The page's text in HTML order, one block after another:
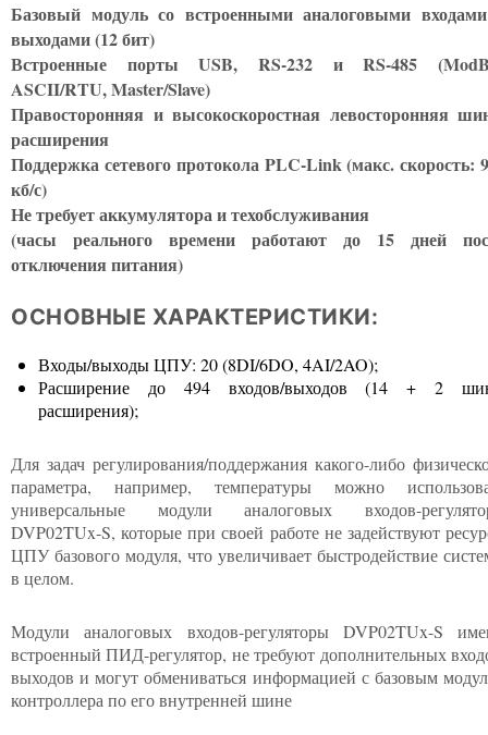
Базовый модуль со встроенными аналоговыми
выходами (12 бит)
Встроенные порты USB, RS-232 и RS-485
ASCII/RTU, Master/Slave)
Правосторонняя и высокоскоростная левосторонняя
расширения
Поддержка сетевого протокола PLC-Link (макс. скорость:
кб/с)
Не требует аккумулятора и техобслуживания
(часы реального времени работают до 15 дней
отключения питания)
ОСНОВНЫЕ ХАРАКТЕРИСТИКИ:
Входы/выходы ЦПУ: 20 (8DI/6DO, 4AI/2AO);
Расширение до 494 входов/выходов (14 + 2
расширения);
Для задач регулирования/поддержания какого-либо
параметра, например, температуры можно
универсальные модули аналоговых входов-
DVP02TUx-S, которые при своей работе не задействуют
ЦПУ базового модуля, что увеличивает быстродействие
в целом.
Модули аналоговых входов-регуляторы DVP02TUx-S
встроенный ПИД-регулятор, не требуют дополнительных
выходов и могут обмениваться информацией с базовым
контроллера по его внутренней шине